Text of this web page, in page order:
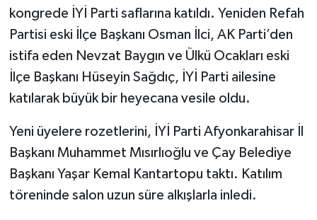
kongrede İYİ Parti saflarına katıldı. Yeniden Refah
Partisi eski İlçe Başkanı Osman İlci, AK Parti’den
istifa eden Nevzat Baygın ve Ülkü Ocakları eski
İlçe Başkanı Hüseyin Sağdıç, İYİ Parti ailesine
katılarak büyük bir heyecana vesile oldu.
Yeni üyelere rozetlerini, İYİ Parti Afyonkarahisar İl
Başkanı Muhammet Mısırlıoğlu ve Çay Belediye
Başkanı Yaşar Kemal Kantartopu taktı. Katılım
töreninde salon uzun süre alkışlarla inledi.